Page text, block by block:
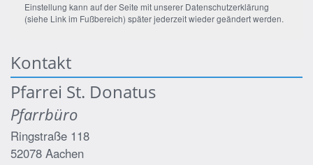
Einstellung kann auf der Seite mit unserer Datenschutzerklärung
(siehe Link im Fußbereich) später jederzeit wieder geändert werden.
Kontakt
Pfarrei St. Donatus
Pfarrbüro
Ringstraße 118
52078 Aachen